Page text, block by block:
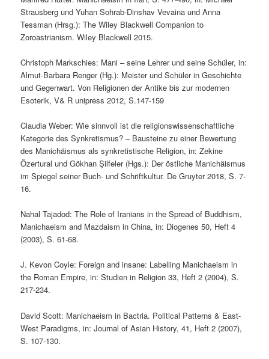
Strausberg und Yuhan Sohrab-Dinshav Vevaina und Anna
Tessman (Hrsg.): The Wiley Blackwell Companion to
Zoroastrianism. Wiley Blackwell 2015.
Christoph Markschies: Mani – seine Lehrer und seine Schüler, in:
Almut-Barbara Renger (Hg.): Meister und Schüler in Geschichte
und Gegenwart. Von Religionen der Antike bis zur modernen
Esoterik, V& R unipress 2012, S.147-159
Claudia Weber: Wie sinnvoll ist die religionswissenschaftliche
Kategorie des Synkretismus? – Bausteine zu einer Bewertung
des Manichäismus als synkretistische Religion, in: Zekine
Özertural und Gökhan Şilfeler (Hgs.): Der östliche Manichäismus
im Spiegel seiner Buch- und Schriftkultur. De Gruyter 2018, S. 7-
16.
Nahal Tajadod: The Role of Iranians in the Spread of Buddhism,
Manichaeism and Mazdaism in China, in: Diogenes 50, Heft 4
(2003), S. 61-68.
J. Kevon Coyle: Foreign and insane: Labelling Manichaeism in
the Roman Empire, in: Studien in Religion 33, Heft 2 (2004), S.
217-234.
David Scott: Manichaeism in Bactria. Political Patterns & East-
West Paradigms, in: Journal of Asian History, 41, Heft 2 (2007),
S. 107-130.